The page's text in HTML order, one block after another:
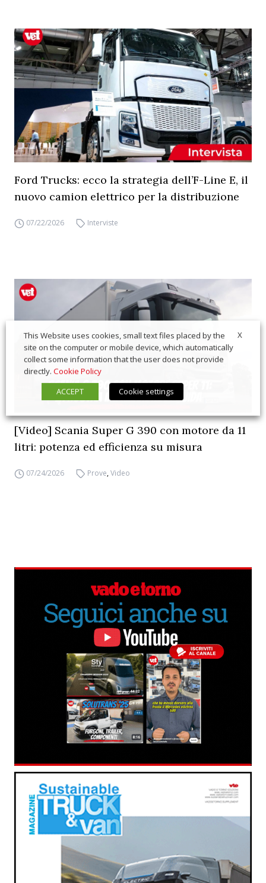
Ford Trucks: ecco la strategia dell’F-Line E, il
nuovo camion elettrico per la distribuzione
07/22/2026 Interviste
[Video] Scania Super G 390 con motore da 11
litri: potenza ed efficienza su misura
07/24/2026 Prove,Video
X
This Website uses cookies, small text files placed by the
site on the computer or mobile device, which automatically
collect some information that the user does not provide
directly. Cookie Policy
ACCEPT
Cookie settings